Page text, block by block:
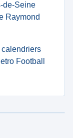
de-Seine
Raymond
Football